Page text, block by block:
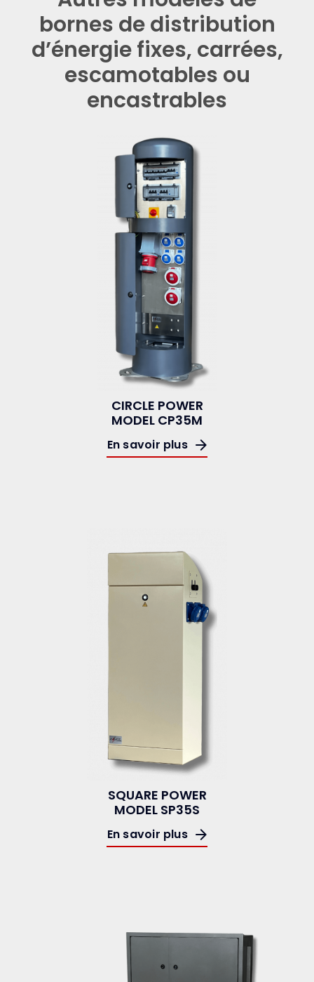
bornes de distribution
d’énergie fixes, carrées,
escamotables ou
encastrables
CIRCLE POWER
MODEL CP35M
En savoir plus
SQUARE POWER
MODEL SP35S
En savoir plus